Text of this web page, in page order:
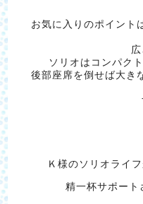
お気に入りのポイント
広
ソリオはコンパク
後部座席を倒せば大き
Ｋ様のソリオライ
精一杯サポート